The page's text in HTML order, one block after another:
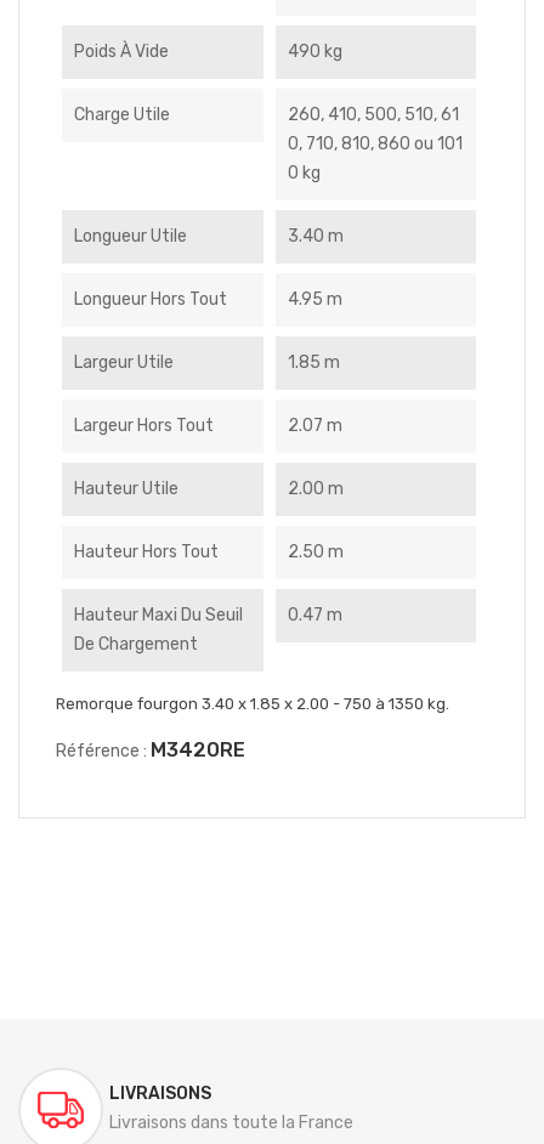
Poids À Vide 490 kg
Charge Utile
260, 410, 500, 510, 61
0, 710, 810, 860 ou 101
0 kg
Longueur Utile 3.40 m
Longueur Hors Tout 4.95 m
Largeur Utile 1.85 m
Largeur Hors Tout 2.07 m
Hauteur Utile 2.00 m
Hauteur Hors Tout 2.50 m
Hauteur Maxi Du Seuil
De Chargement
0.47 m
Remorque fourgon 3.40 x 1.85 x 2.00 - 750 à 1350 kg.
Référence : M3420RE
LIVRAISONS
Livraisons dans toute la France